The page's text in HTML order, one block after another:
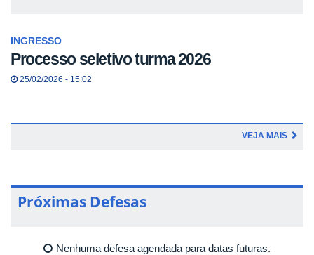
INGRESSO
Processo seletivo turma 2026
25/02/2026 - 15:02
VEJA MAIS
Próximas Defesas
Nenhuma defesa agendada para datas futuras.